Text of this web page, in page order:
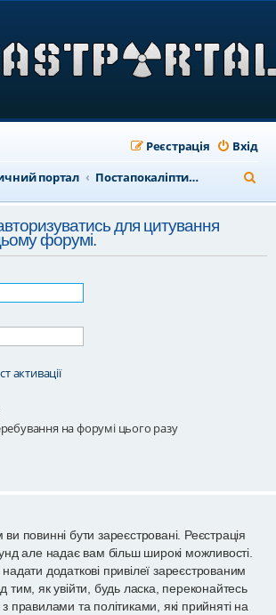
Вхід
Реєстрація
портал
Постапокаліптичний форум
о
у
для цитування
форумі.
активації
на форумі цього разу
повинні бути зареєстровані. Реєстрація
але надає вам більш широкі можливості.
додаткові привілеї зареєстрованим
тим, як увійти, будь ласка, переконайтесь
правилами та політиками, які прийняті на